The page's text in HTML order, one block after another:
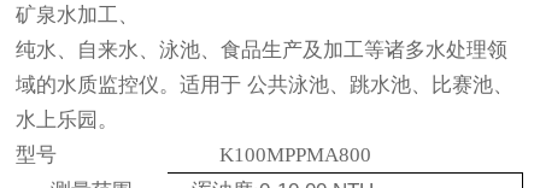
矿泉水加工、
纯水、自来水、泳池、食品生产及加工等诸多水处理领
域的水质监控仪。适用于 公共泳池、跳水池、比赛池、
水上乐园。
型号K100MPPMA800